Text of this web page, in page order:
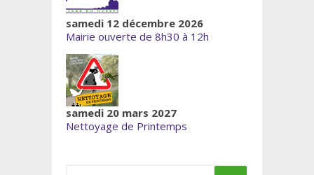
samedi 12 décembre 2026
Mairie ouverte de 8h30 à 12h
samedi 20 mars 2027
Nettoyage de Printemps